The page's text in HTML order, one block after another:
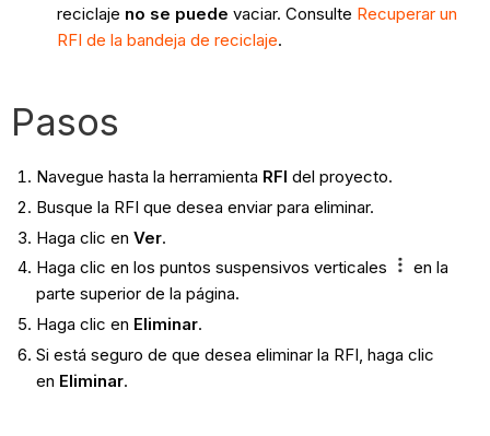
reciclaje no se puede vaciar. Consulte Recuperar un
RFI de la bandeja de reciclaje.
Pasos
Navegue hasta la herramienta RFI del proyecto.
Busque la RFI que desea enviar para eliminar.
Haga clic en Ver.
Haga clic en los puntos suspensivos verticales
en la
parte superior de la página.
Haga clic en Eliminar.
Si está seguro de que desea eliminar la RFI, haga clic
en Eliminar.